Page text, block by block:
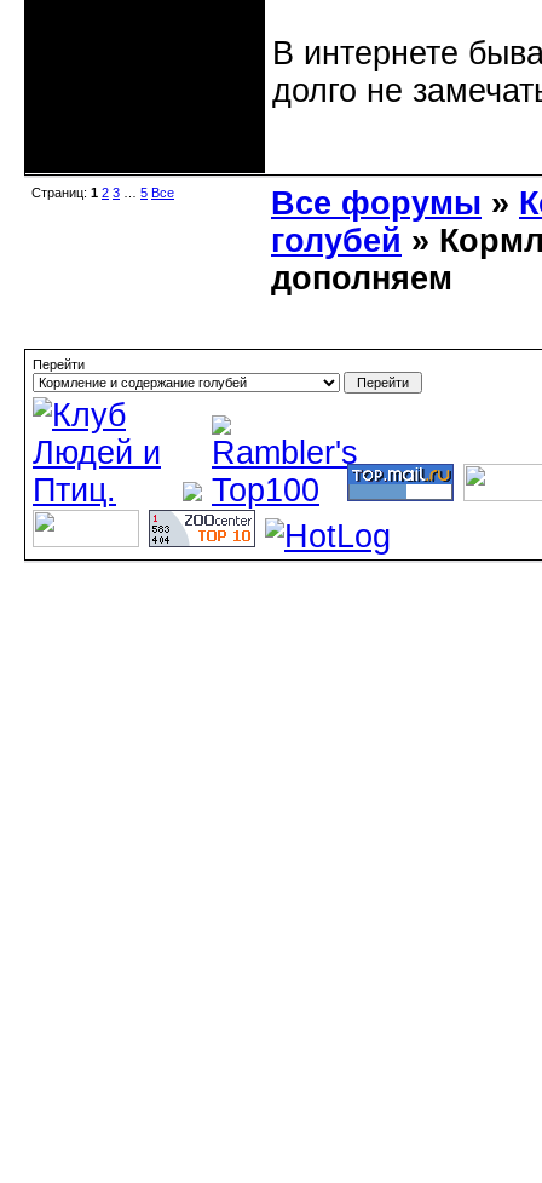
В интернете
долго не
Страниц: 1 2 3 5 Все Все форумы »
голубей »
дополняем
Перейти